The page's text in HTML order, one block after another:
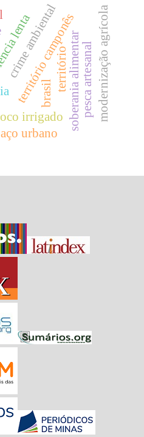
território camponês
lenta soberania alimentar
crime ambientalterritório pesca artesanal
irrigado modernização agrícola
brasil
urbano